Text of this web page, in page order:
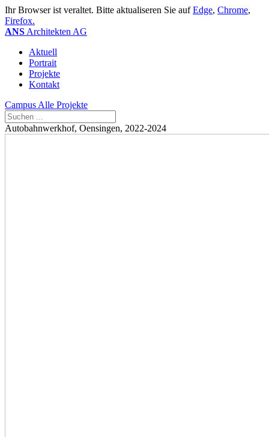
Ihr Browser ist veraltet. Bitte aktualiseren Sie aufEdge, Chrome,
Firefox.
ANS Architekten AG
Aktuell
Portrait
Projekte
Kontakt
Campus Alle Projekte
Autobahnwerkhof, Oensingen, 2022-2024